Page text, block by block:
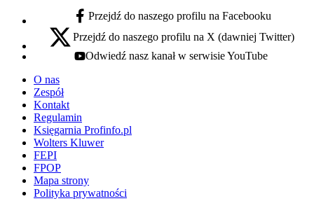
facebook - otwiera się w nowej karcie
Przejdź do naszego profilu na Facebooku
x - otwiera się w nowej karcie
Przejdź do naszego profilu na X (dawniej Twitter)
youtube - otwiera się w nowej karcie
Odwiedź nasz kanał w serwisie YouTube
O nas
Zespół
Kontakt
Regulamin
Księgarnia Profinfo.pl
Wolters Kluwer
FEPI
FPOP
Mapa strony
Polityka prywatności